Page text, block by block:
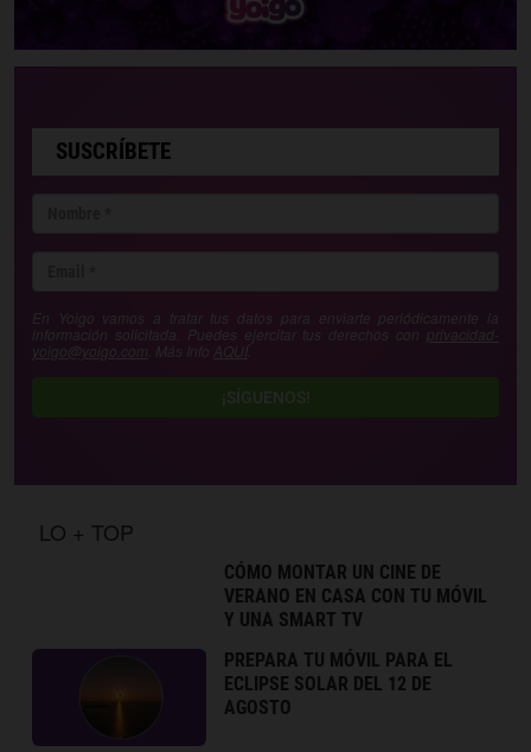
SUSCRÍBETE
En Yoigo vamos a tratar tus datos para enviarte periódicamente la
información solicitada. Puedes ejercitar tus derechos con privacidad-
yoigo@yoigo.com . Más Info AQUÍ
¡SÍGUENOS!
LO + TOP
CÓMO MONTAR UN CINE DE
VERANO EN CASA CON TU MÓVIL
Y UNA SMART TV
PREPARA TU MÓVIL PARA EL
ECLIPSE SOLAR DEL 12 DE
AGOSTO